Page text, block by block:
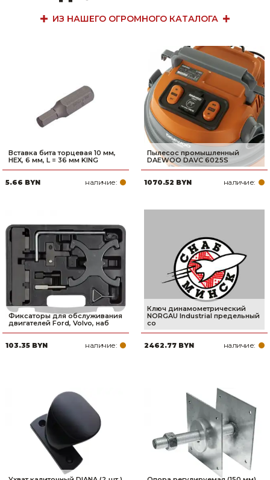
ИЗ НАШЕГО ОГРОМНОГО КАТАЛОГА
Вставка бита торцевая 10 мм,
HEX, 6 мм, L = 36 мм KING
5.66 BYN наличие:
Пылесос промышленный
DAEWOO DAVC 6025S
1070.52 BYN наличие:
Фиксаторы для обслуживания
двигателей Ford, Volvo, наб
103.35 BYN наличие:
Ключ динамометрический
NORGAU Industrial предельный
со
2462.77 BYN наличие: